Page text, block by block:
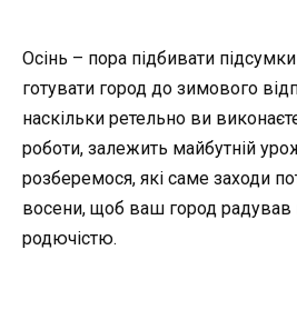
Осінь – пора підбивати підсумки
готувати город до зимового
наскільки ретельно ви
роботи, залежить майбутній
розберемося, які саме заходи
восени, щоб ваш город радував
родючістю.